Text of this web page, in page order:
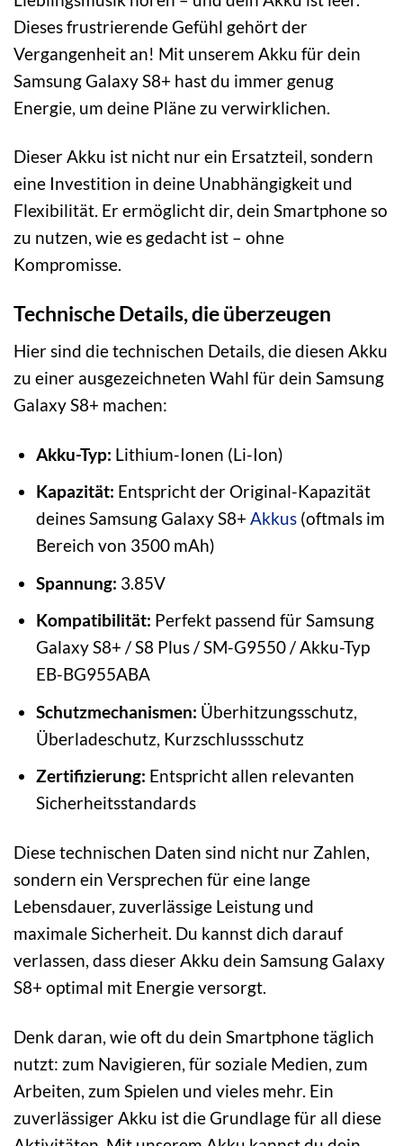
Dieses frustrierende Gefühl gehört der
Vergangenheit an! Mit unserem Akku für dein
Samsung Galaxy S8+ hast du immer genug
Energie, um deine Pläne zu verwirklichen.
Dieser Akku ist nicht nur ein Ersatzteil, sondern
eine Investition in deine Unabhängigkeit und
Flexibilität. Er ermöglicht dir, dein Smartphone so
zu nutzen, wie es gedacht ist – ohne
Kompromisse.
Technische Details, die überzeugen
Hier sind die technischen Details, die diesen Akku
zu einer ausgezeichneten Wahl für dein Samsung
Galaxy S8+ machen:
Akku-Typ: Lithium-Ionen (Li-Ion)
Kapazität: Entspricht der Original-Kapazität
deines Samsung Galaxy S8+ Akkus(oftmals im
Bereich von 3500 mAh)
Spannung: 3.85V
Kompatibilität: Perfekt passend für Samsung
Galaxy S8+ / S8 Plus / SM-G9550 / Akku-Typ
EB-BG955ABA
Schutzmechanismen: Überhitzungsschutz,
Überladeschutz, Kurzschlussschutz
Zertifizierung: Entspricht allen relevanten
Sicherheitsstandards
Diese technischen Daten sind nicht nur Zahlen,
sondern ein Versprechen für eine lange
Lebensdauer, zuverlässige Leistung und
maximale Sicherheit. Du kannst dich darauf
verlassen, dass dieser Akku dein Samsung Galaxy
S8+ optimal mit Energie versorgt.
Denk daran, wie oft du dein Smartphone täglich
nutzt: zum Navigieren, für soziale Medien, zum
Arbeiten, zum Spielen und vieles mehr. Ein
zuverlässiger Akku ist die Grundlage für all diese